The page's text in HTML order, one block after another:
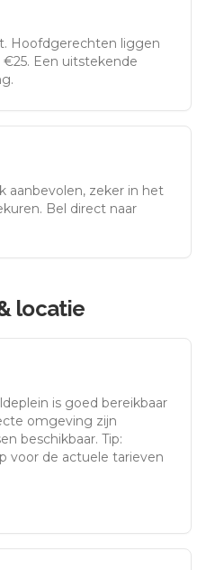
. Hoofdgerechten liggen
Een uitstekende
aanbevolen, zeker in het
Bel direct naar
locatie
is goed bereikbaar
omgeving zijn
beschikbaar. Tip:
voor de actuele tarieven